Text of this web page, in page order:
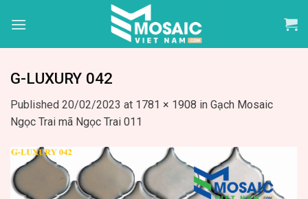
G-LUXURY 042
Published 20/02/2023 at 1781 × 1908 in Gạch Mosaic
Ngọc Trai mã Ngọc Trai 011